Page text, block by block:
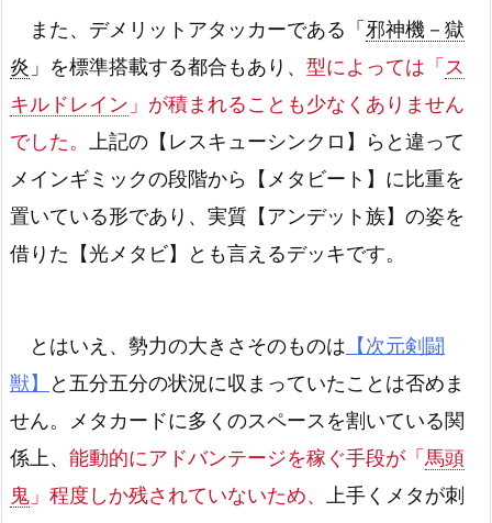
また、デメリットアタッカーである「 邪神機－獄
炎 」を標準搭載する都合もあり、 型によっては「 ス
キルドレイン 」が積まれることも少なくありません
でした。
上記の【レスキューシンクロ】らと違って
メインギミックの段階から【メタビート】に比重を
置いている形であり、実質【アンデット族】の姿を
借りた【光メタビ】とも言えるデッキです。
とはいえ、勢力の大きさそのものは 【次元剣闘
獣】
と五分五分の状況に収まっていたことは否めま
せん。メタカードに多くのスペースを割いている関
係上、 能動的にアドバンテージを稼ぐ手段が「 馬頭
鬼 」程度しか残されていないため、
上手くメタが刺